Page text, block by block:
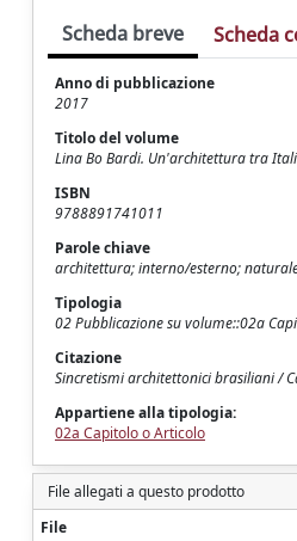
Scheda breve Scheda
Anno di pubblicazione
2017
Titolo del volume
Lina Bo Bardi. Un'architettura tra
ISBN
9788891741011
Parole chiave
architettura; interno/esterno;
Tipologia
02 Pubblicazione su volume::02a
Citazione
Sincretismi architettonici brasiliani /
Appartiene alla tipologia:
02a Capitolo o Articolo
File allegati a questo prodotto
File